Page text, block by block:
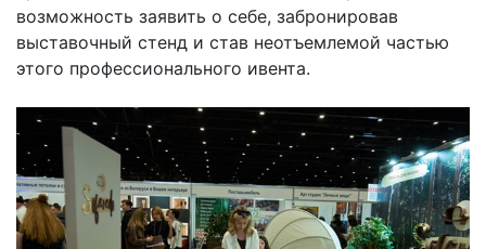
возможность заявить о себе, забронировав
выставочный стенд и став неотъемлемой частью
этого профессионального ивента.